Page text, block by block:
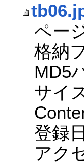
ペー
格納
MD5
サイ
登録
アク